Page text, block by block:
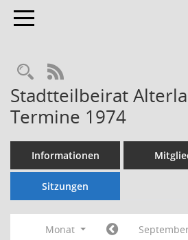
Toggle navigation
Rechercheauswahl
RSS-Feed
Stadtteilbeirat
Termine 1974
Informationen
Sitzungen
Monat